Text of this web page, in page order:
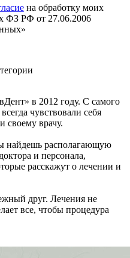
на обработку моих
ФЗ РФ от 27.06.2006
в 2012 году. С самого
чувствовали себя
своему врачу.
найдешь располагающую
и персонала,
расскажут о лечении и
друг. Лечения не
все, чтобы процедура